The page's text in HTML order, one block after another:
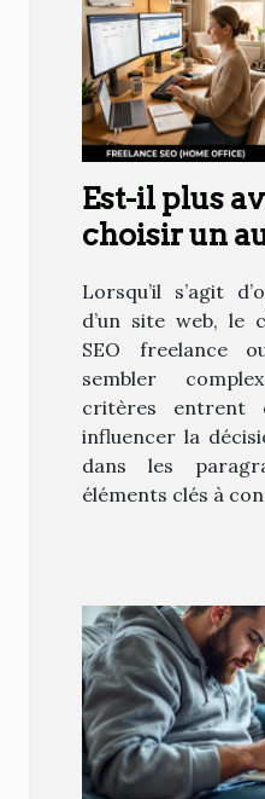
Est-il plus
choisir un
Lorsqu’il s’agit
d’un site web, le
SEO freelance
sembler
critères entrent
influencer la
dans les
éléments clés à